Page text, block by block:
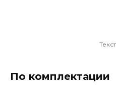
По комплектации